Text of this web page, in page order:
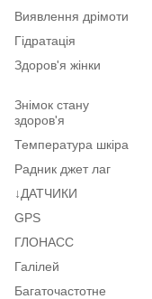
Виявлення дрімоти
Гідратація
Здоров'я жінки
Знімок стану
здоров'я
Температура шкіра
Радник джет лаг
↓ДАТЧИКИ
GPS
ГЛОНАСС
Галілей
Багаточастотне